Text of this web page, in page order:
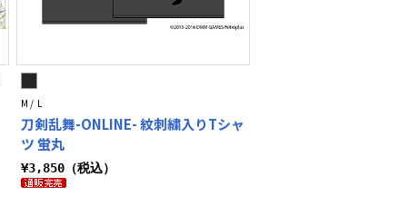
M / L
刀剣乱舞-ONLINE- 紋刺繍入りTシャ
ツ 蛍丸
¥3,850（税込）